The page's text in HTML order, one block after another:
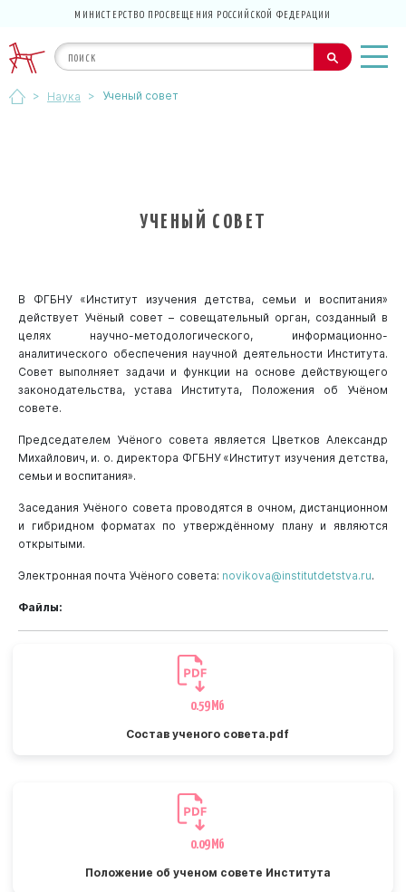
МИНИСТЕРСТВО ПРОСВЕЩЕНИЯ РОССИЙСКОЙ ФЕДЕРАЦИИ
> Наука > Ученый совет
УЧЕНЫЙ СОВЕТ
В ФГБНУ «Институт изучения детства, семьи и воспитания»
действует Учёный совет – совещательный орган, созданный в
целях научно-методологического, информационно-
аналитического обеспечения научной деятельности Института.
Совет выполняет задачи и функции на основе действующего
законодательства, устава Института, Положения об Учёном
совете.
Председателем Учёного совета является Цветков Александр
Михайлович, и. о. директора ФГБНУ «Институт изучения детства,
семьи и воспитания».
Заседания Учёного совета проводятся в очном, дистанционном
и гибридном форматах по утверждённому плану и являются
открытыми.
Электронная почта Учёного совета: novikova@institutdetstva.ru.
Файлы:
0.59 Мб
Состав ученого совета.pdf
0.09 Мб
Положение об ученом совете Института